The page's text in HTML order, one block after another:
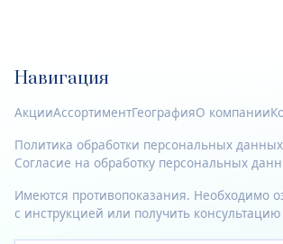
Навигация
АкцииАссортиментГеографияО компании
Политика обработки персональных данных
Согласие на обработку персональных
Имеются противопоказания. Необходимо
с инструкцией или получить